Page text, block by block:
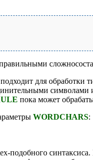
правильными
для обработки
пока может
WORDCHARS:
подобного